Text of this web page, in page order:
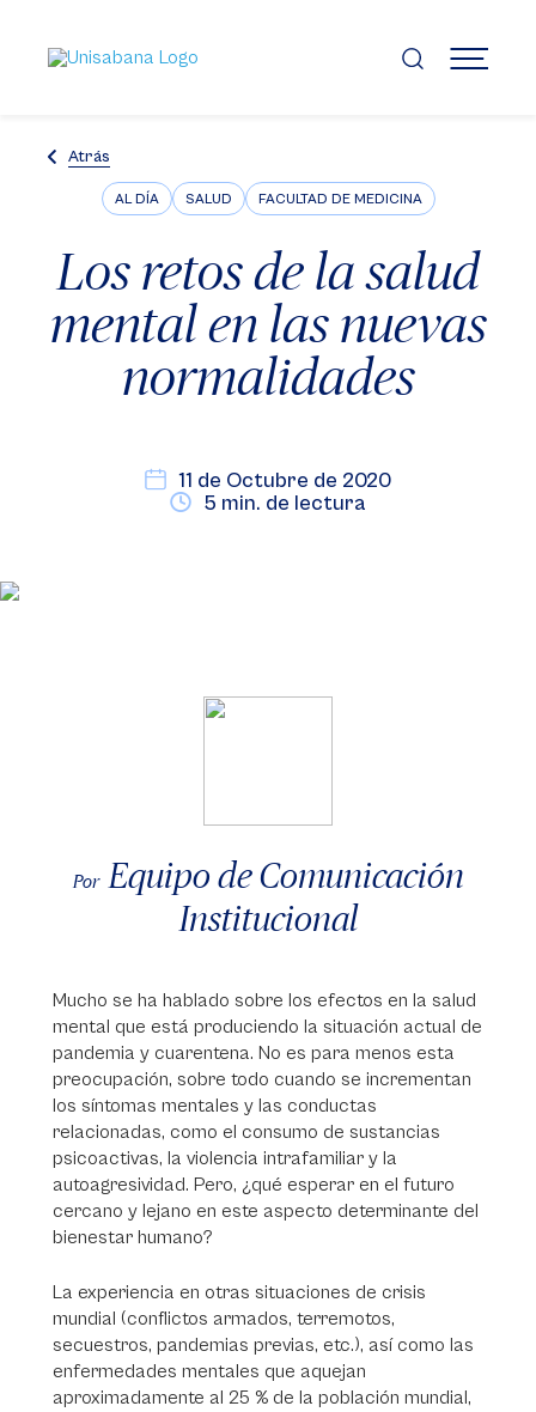
contenido
principal
MENÚ
Atrás
AL DÍA SALUD FACULTAD DE MEDICINA
Los retos de la salud
mental en las nuevas
normalidades
11 de Octubre de 2020
5 min. de lectura
Por Equipo de Comunicación
Institucional
Mucho se ha hablado sobre los efectos en la salud
mental que está produciendo la situación actual de
pandemia y cuarentena. No es para menos esta
preocupación, sobre todo cuando se incrementan
los síntomas mentales y las conductas
relacionadas, como el consumo de sustancias
psicoactivas, la violencia intrafamiliar y la
autoagresividad. Pero, ¿qué esperar en el futuro
cercano y lejano en este aspecto determinante del
bienestar humano?
La experiencia en otras situaciones de crisis
mundial (conflictos armados, terremotos,
secuestros, pandemias previas, etc.), así como las
enfermedades mentales que aquejan
aproximadamente al 25 % de la población mundial,